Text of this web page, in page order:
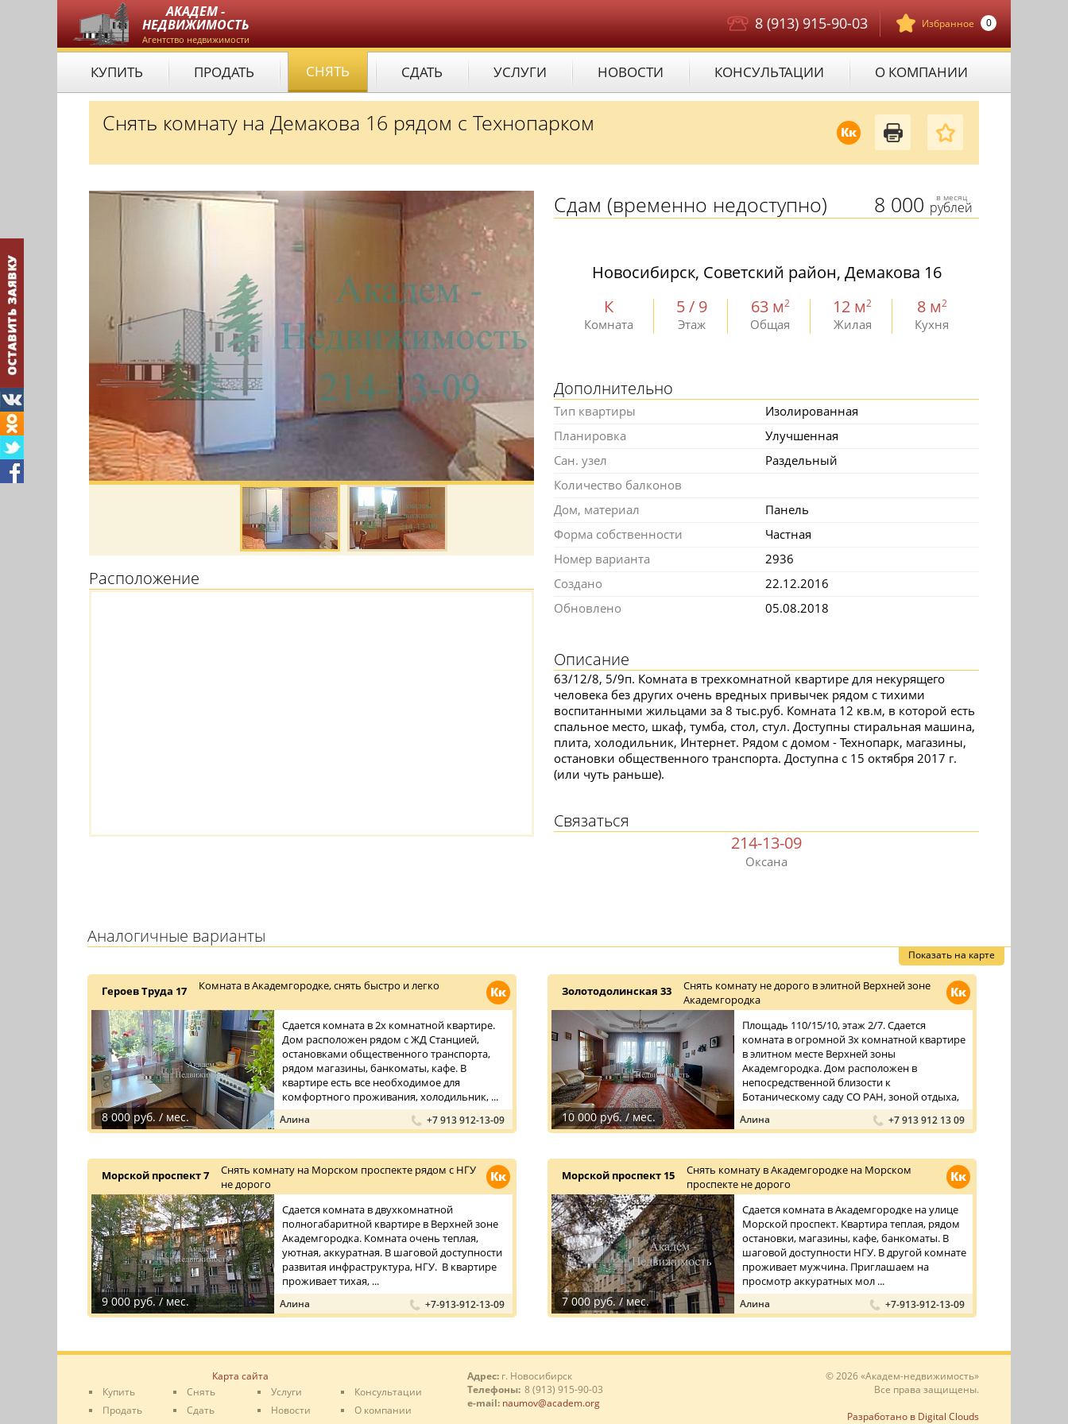
АКАДЕМ -
НЕДВИЖИМОСТЬ
Агентство недвижимости
Избранное 0
8 (913) 915-90-03
КУПИТЬ ПРОДАТЬ СНЯТЬ СДАТЬ УСЛУГИ НОВОСТИ КОНСУЛЬТАЦИИ О КОМПАНИИ
Кк
Снять комнату на Демакова 16 рядом с Технопарком
Расположение
8 000 в месяц
рублей
Сдам (временно недоступно)
Новосибирск, Советский район, Демакова 16
К
Комната
5 / 9
Этаж
63 м2
Общая
12 м2
Жилая
8 м2
Кухня
Дополнительно
Тип квартиры
Изолированная
Планировка
Улучшенная
Сан. узел
Раздельный
Количество балконов
Дом, материал
Панель
Форма собственности
Частная
Номер варианта
2936
Создано
22.12.2016
Обновлено
05.08.2018
Описание
63/12/8, 5/9п. Комната в трехкомнатной квартире для некурящего
человека без других очень вредных привычек рядом с тихими
воспитанными жильцами за 8 тыс.руб. Комната 12 кв.м, в которой есть
спальное место, шкаф, тумба, стол, стул. Доступны стиральная машина,
плита, холодильник, Интернет. Рядом с домом - Технопарк, магазины,
остановки общественного транспорта. Доступна с 15 октября 2017 г.
(или чуть раньше).
Связаться
214-13-09
Оксана
Аналогичные варианты
Показать на карте
Кк
Героев Труда 17 Комната в Академгородке, снять быстро и легко
8 000 руб. / мес.
Сдается комната в 2х комнатной квартире.
Дом расположен рядом с ЖД Станцией,
остановками общественного транспорта,
рядом магазины, банкоматы, кафе. В
квартире есть все необходимое для
комфортного проживания, холодильник, ...
Алина +7 913 912-13-09
Кк
Золотодолинская 33
Снять комнату не дорого в элитной Верхней зоне
Академгородка
10 000 руб. / мес.
Площадь 110/15/10, этаж 2/7. Сдается
комната в огромной 3х комнатной квартире
в элитном месте Верхней зоны
Академгородка. Дом расположен в
непосредственной близости к
Ботаническому саду СО РАН, зоной отдыха,
парком с уто ...
Алина +7 913 912 13 09
Кк
Морской проспект 7
Снять комнату на Морском проспекте рядом с НГУ
не дорого
9 000 руб. / мес.
Сдается комната в двухкомнатной
полногабаритной квартире в Верхней зоне
Академгородка. Комната очень теплая,
уютная, аккуратная. В шаговой доступности
развитая инфраструктура, НГУ. В квартире
проживает тихая, ...
Алина +7-913-912-13-09
Кк
Морской проспект 15
Снять комнату в Академгородке на Морском
проспекте не дорого
7 000 руб. / мес.
Сдается комната в Академгородке на улице
Морской проспект. Квартира теплая, рядом
остановки, магазины, кафе, банкоматы. В
шаговой доступности НГУ. В другой комнате
проживает мужчина. Приглашаем на
просмотр аккуратных мол ...
Алина +7-913-912-13-09
Карта сайта
Купить
Продать
Снять
Сдать
Услуги
Новости
Консультации
О компании
Адрес: г. Новосибирск
Телефоны: 8 (913) 915-90-03
e-mail: naumov@academ.org
© 2026 «Академ-недвижимость»
Все права защищены.
Разработано в Digital Clouds